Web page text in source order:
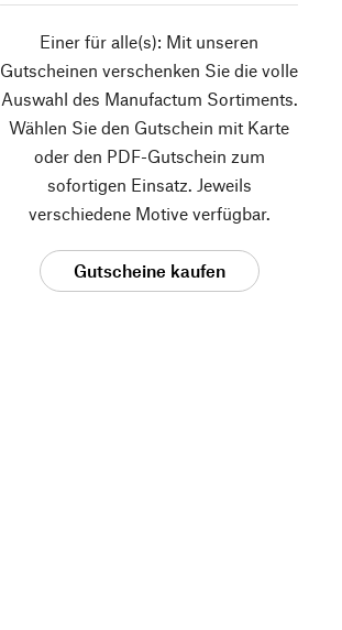
Einer für alle(s): Mit unseren
Gutscheinen verschenken Sie die volle
Auswahl des Manufactum Sortiments.
Wählen Sie den Gutschein mit Karte
oder den PDF-Gutschein zum
sofortigen Einsatz. Jeweils
verschiedene Motive verfügbar.
Gutscheine kaufen